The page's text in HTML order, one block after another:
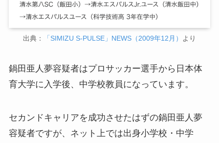
出典： 「SIMIZU S-PULSE」NEWS（2009年12月） より
鍋田亜人夢容疑者はプロサッカー選手から日本体
育大学に入学後、中学校教員になっています。
セカンドキャリアを成功させたはずの鍋田亜人夢
容疑者ですが、ネット上では出身小学校・中学